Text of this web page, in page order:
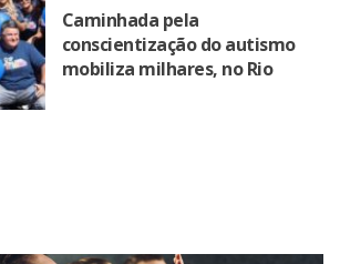
Caminhada pela
conscientização do autismo
mobiliza milhares, no Rio